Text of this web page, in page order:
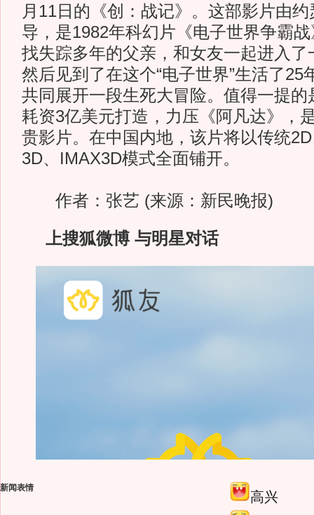
月11日的《创：战记》。这部影片由约
导，是1982年科幻片《电子世界争霸
找失踪多年的父亲，和女友一起进入了
然后见到了在这个“电子世界”生活了25
共同展开一段生死大冒险。值得一提的
耗资3亿美元打造，力压《阿凡达》，
贵影片。在中国内地，该片将以传统
3D、IMAX3D模式全面铺开。
作者：张艺 (来源：新民晚报)
上搜狐微博 与明星对话
新闻表情
高兴